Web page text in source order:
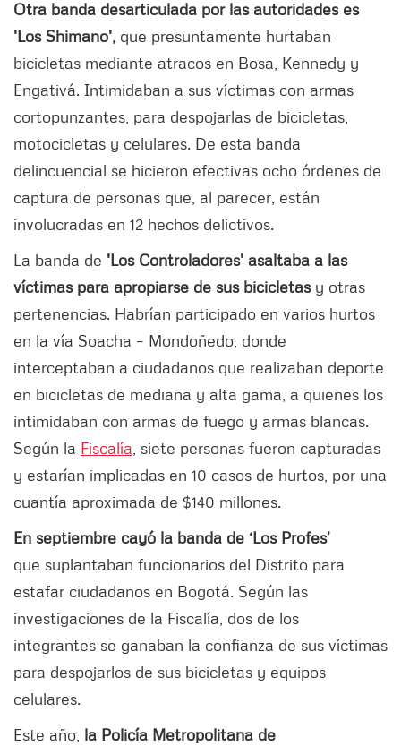
Otra banda desarticulada por las autoridades es
'Los Shimano', que presuntamente hurtaban
bicicletas mediante atracos en Bosa, Kennedy y
Engativá. Intimidaban a sus víctimas con armas
cortopunzantes, para despojarlas de bicicletas,
motocicletas y celulares. De esta banda
delincuencial se hicieron efectivas ocho órdenes de
captura de personas que, al parecer, están
involucradas en 12 hechos delictivos.
La banda de 'Los Controladores' asaltaba a las
víctimas para apropiarse de sus bicicletasy otras
pertenencias. Habrían participado en varios hurtos
en la vía Soacha – Mondoñedo, donde
interceptaban a ciudadanos que realizaban deporte
en bicicletas de mediana y alta gama, a quienes los
intimidaban con armas de fuego y armas blancas.
Según la Fiscalía , siete personas fueron capturadas
y estarían implicadas en 10 casos de hurtos, por una
cuantía aproximada de $140 millones.
En septiembre cayó la banda de ‘Los Profes’
que suplantaban funcionarios del Distrito para
estafar ciudadanos en Bogotá. Según las
investigaciones de la Fiscalía, dos de los
integrantes se ganaban la confianza de sus víctimas
para despojarlos de sus bicicletas y equipos
celulares.
Este año, la Policía Metropolitana de